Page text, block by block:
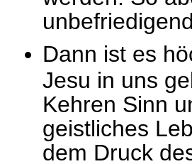
Dann ist es
Jesu in uns
Kehren Sinn
geistliches
dem Druck